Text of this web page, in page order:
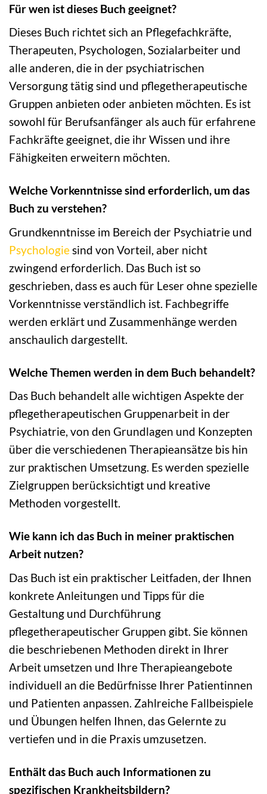
Für wen ist dieses Buch geeignet?
Dieses Buch richtet sich an Pflegefachkräfte,
Therapeuten, Psychologen, Sozialarbeiter und
alle anderen, die in der psychiatrischen
Versorgung tätig sind und pflegetherapeutische
Gruppen anbieten oder anbieten möchten. Es ist
sowohl für Berufsanfänger als auch für erfahrene
Fachkräfte geeignet, die ihr Wissen und ihre
Fähigkeiten erweitern möchten.
Welche Vorkenntnisse sind erforderlich, um das
Buch zu verstehen?
Grundkenntnisse im Bereich der Psychiatrie und
Psychologiesind von Vorteil, aber nicht
zwingend erforderlich. Das Buch ist so
geschrieben, dass es auch für Leser ohne spezielle
Vorkenntnisse verständlich ist. Fachbegriffe
werden erklärt und Zusammenhänge werden
anschaulich dargestellt.
Welche Themen werden in dem Buch behandelt?
Das Buch behandelt alle wichtigen Aspekte der
pflegetherapeutischen Gruppenarbeit in der
Psychiatrie, von den Grundlagen und Konzepten
über die verschiedenen Therapieansätze bis hin
zur praktischen Umsetzung. Es werden spezielle
Zielgruppen berücksichtigt und kreative
Methoden vorgestellt.
Wie kann ich das Buch in meiner praktischen
Arbeit nutzen?
Das Buch ist ein praktischer Leitfaden, der Ihnen
konkrete Anleitungen und Tipps für die
Gestaltung und Durchführung
pflegetherapeutischer Gruppen gibt. Sie können
die beschriebenen Methoden direkt in Ihrer
Arbeit umsetzen und Ihre Therapieangebote
individuell an die Bedürfnisse Ihrer Patientinnen
und Patienten anpassen. Zahlreiche Fallbeispiele
und Übungen helfen Ihnen, das Gelernte zu
vertiefen und in die Praxis umzusetzen.
Enthält das Buch auch Informationen zu
spezifischen Krankheitsbildern?